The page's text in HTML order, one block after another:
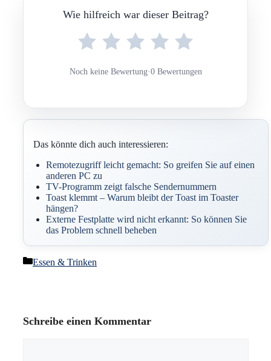
Wie hilfreich war dieser Beitrag?
Noch keine Bewertung·0 Bewertungen
Das könnte dich auch interessieren:
Remotezugriff leicht gemacht: So greifen Sie auf einen
anderen PC zu
TV-Programm zeigt falsche Sendernummern
Toast klemmt – Warum bleibt der Toast im Toaster
hängen?
Externe Festplatte wird nicht erkannt: So können Sie
das Problem schnell beheben
Kategorien
Essen & Trinken
Schreibe einen Kommentar